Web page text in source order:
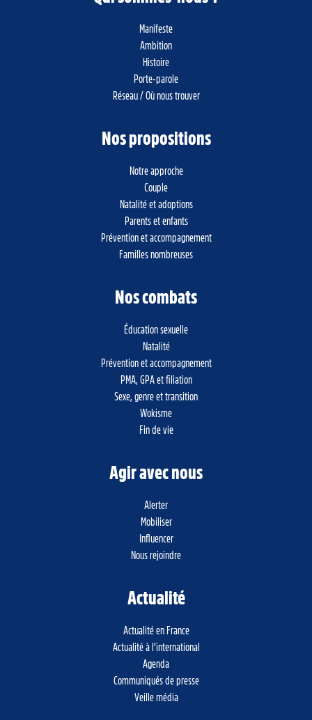
Manifeste
Ambition
Histoire
Porte-parole
Réseau / Où nous trouver
Nos propositions
Notre approche
Couple
Natalité et adoptions
Parents et enfants
Prévention et accompagnement
Familles nombreuses
Nos combats
Éducation sexuelle
Natalité
Prévention et accompagnement
PMA, GPA et filiation
Sexe, genre et transition
Wokisme
Fin de vie
Agir avec nous
Alerter
Mobiliser
Influencer
Nous rejoindre
Actualité
Actualité en France
Actualité à l’international
Agenda
Communiqués de presse
Veille média